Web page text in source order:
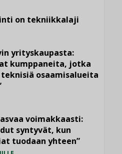
on tekniikkalaji
yrityskaupasta:
kumppaneita, jotka
osaamisalueita
voimakkaasti:
syntyvät, kun
tuodaan yhteen”